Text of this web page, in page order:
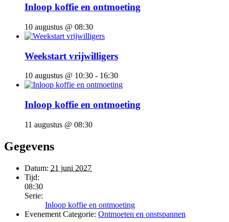
Inloop koffie en ontmoeting
10 augustus @ 08:30
Weekstart vrijwilligers
10 augustus @ 10:30 - 16:30
Inloop koffie en ontmoeting
11 augustus @ 08:30
Gegevens
Datum: 21 juni 2027
Tijd:
08:30
Serie:
Inloop koffie en ontmoeting
Evenement Categorie: Ontmoeten en onstspannen